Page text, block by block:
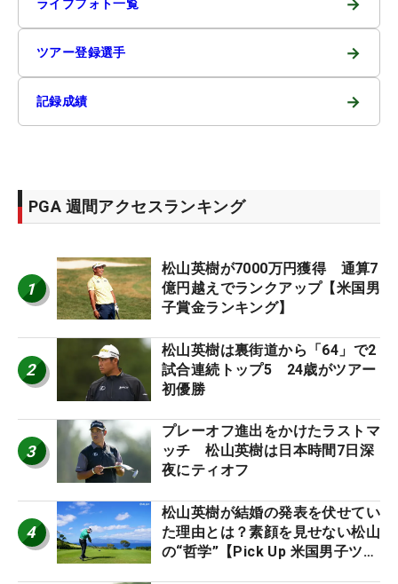
ライブフォト一覧 →
ツアー登録選手 →
記録成績 →
PGA 週間アクセスランキング
1
松山英樹が7000万円獲得 通算7
億円越えでランクアップ【米国男
子賞金ランキング】
2
松山英樹は裏街道から「64」で2
試合連続トップ5 24歳がツアー
初優勝
3
プレーオフ進出をかけたラストマ
ッチ 松山英樹は日本時間7日深
夜にティオフ
4
松山英樹が結婚の発表を伏せてい
た理由とは？素顔を見せない松山
の“哲学”【Pick Up 米国男子ツア